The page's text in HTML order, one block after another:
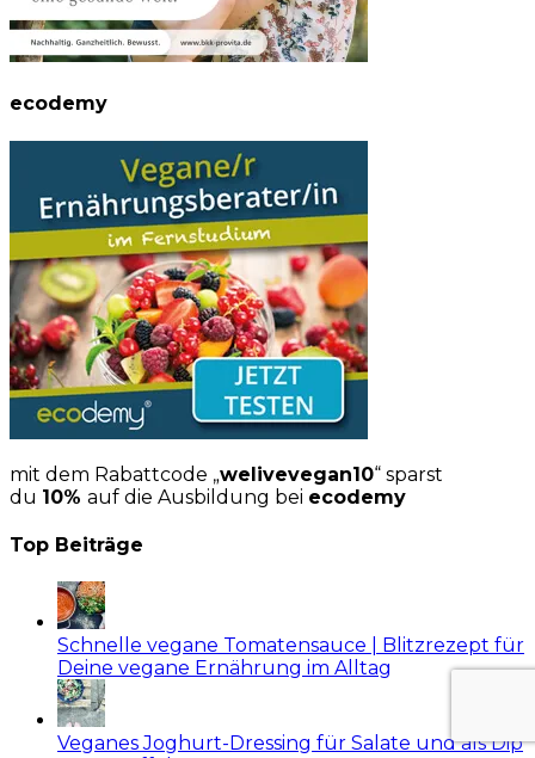
ecodemy
mit dem Rabattcode „welivevegan10“ sparst
du 10% auf die Ausbildung bei ecodemy
Top Beiträge
Schnelle vegane Tomatensauce | Blitzrezept für
Deine vegane Ernährung im Alltag
Veganes Joghurt-Dressing für Salate und als Dip